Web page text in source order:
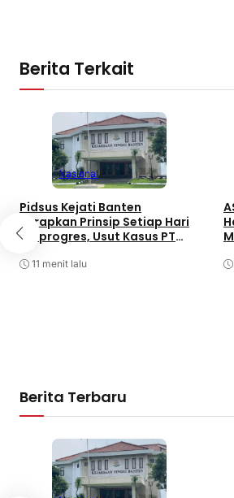
Berita Terkait
Nasional
Pidsus Kejati Banten
Terapkan Prinsip Setiap Hari
Berprogres, Usut Kasus PT
11 menit lalu
Berita Terbaru